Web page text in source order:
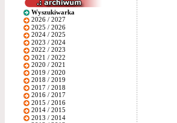
Wyszukiwarka
2026 / 2027
2025 / 2026
2024 / 2025
2023 / 2024
2022 / 2023
2021 / 2022
2020 / 2021
2019 / 2020
2018 / 2019
2017 / 2018
2016 / 2017
2015 / 2016
2014 / 2015
2013 / 2014